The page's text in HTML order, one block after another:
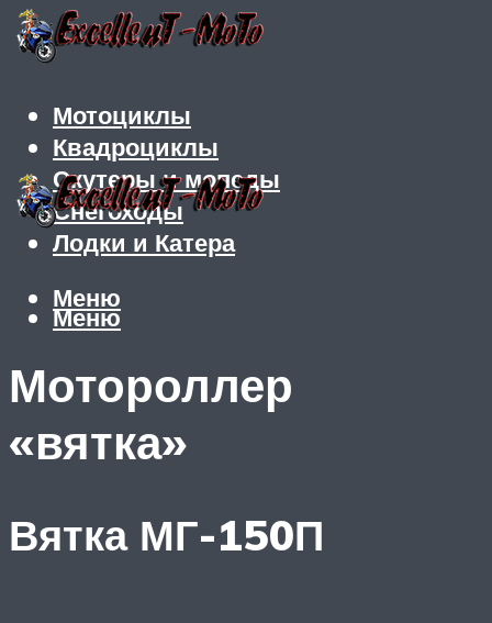
Мотоциклы
Квадроциклы
Скутеры и мопеды
Снегоходы
Лодки и Катера
Меню
Меню
Мотороллер
«вятка»
Вятка МГ-150П